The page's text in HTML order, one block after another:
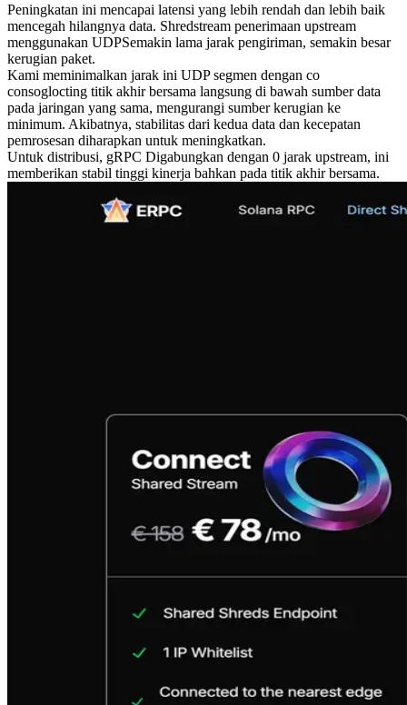
Peningkatan ini mencapai latensi yang lebih rendah dan lebih baik
mencegah hilangnya data. Shredstream penerimaan upstream
menggunakan UDPSemakin lama jarak pengiriman, semakin besar
kerugian paket.
Kami meminimalkan jarak ini UDP segmen dengan co
consoglocting titik akhir bersama langsung di bawah sumber data
pada jaringan yang sama, mengurangi sumber kerugian ke
minimum. Akibatnya, stabilitas dari kedua data dan kecepatan
pemrosesan diharapkan untuk meningkatkan.
Untuk distribusi, gRPC Digabungkan dengan 0 jarak upstream, ini
memberikan stabil tinggi kinerja bahkan pada titik akhir bersama.